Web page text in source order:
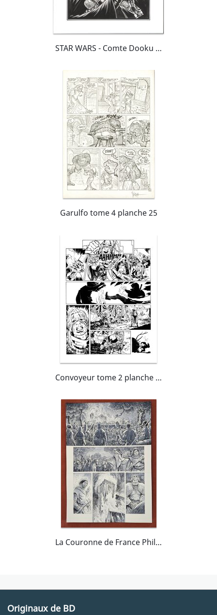
STAR WARS - Comte Dooku / Dark Tyranus
Garulfo tome 4 planche 25
Convoyeur tome 2 planche 16
La Couronne de France Philippe Auguste - planche 26
Originaux de BD